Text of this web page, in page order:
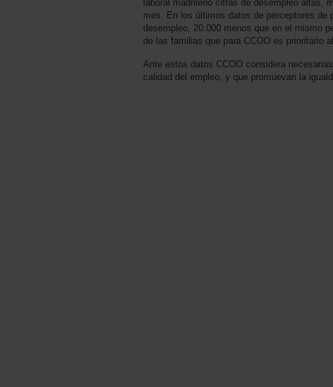
laboral madrileño cifras de desempleo altas,
mes. En los últimos datos de perceptores de
desempleo, 20.000 menos que en el mismo
de las familias que para CCOO es prioritario
Ante estos datos CCOO considera
calidad del empleo, y que promuevan la